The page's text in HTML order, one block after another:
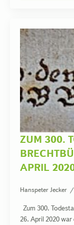
ZUM 300.
APRIL
Hanspeter Jecker
Zum 300.
26. April 2020